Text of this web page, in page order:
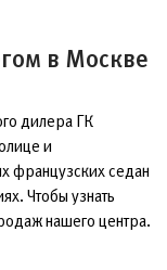
в Москве
дилера ГК
и
французских седан
Чтобы узнать
нашего центра.